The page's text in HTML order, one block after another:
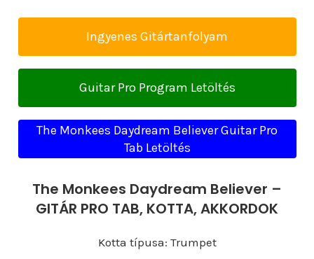
Ingyenes Gitártanfolyam
Guitar Pro Program Letöltés
The Monkees Daydream Believer Guitar Pro
Tab Letöltés
The Monkees Daydream Believer –
GITÁR PRO TAB, KOTTA, AKKORDOK
Kotta típusa: Trumpet